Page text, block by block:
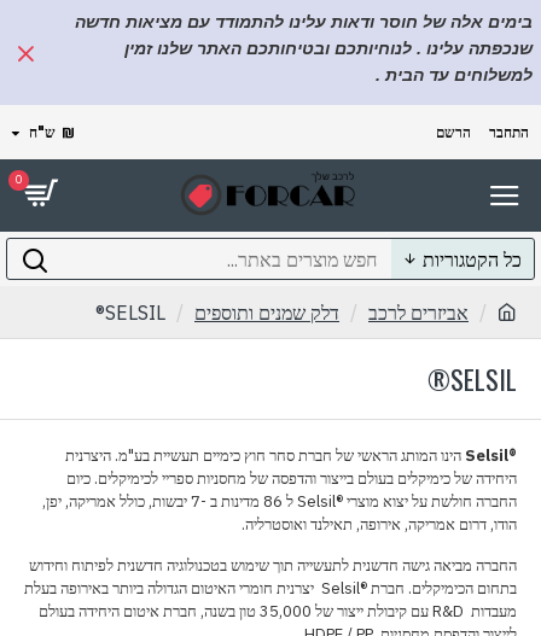
בימים אלה של חוסר ודאות עלינו להתמודד עם מציאות חדשה
שנכפתה עלינו . לנוחיותכם ובטיחותכם האתר שלנו זמין
למשלוחים עד הבית .
התחבר הרשם ₪ ש"ח
0
כל הקטגוריות
אביזרים לרכב דלק שמנים ותוספים SELSIL®
SELSIL®
Selsil® הינו המותג הראשי של חברת סחר חוץ כימיים תעשיית בע"מ. היצרנית
היחידה של כימיקלים בעולם בייצור והדפסה של מחסניות ספריי לכימיקלים. כיום
החברה חולשת על יצוא מוצריSelsil®
ל 86 מדינות ב -7 יבשות, כולל אמריקה, יפן,
הודו, דרום אמריקה, אירופה, תאילנד ואוסטרליה.
החברה מביאה גישה חדשנית לתעשייה תוך שימוש בטכנולוגיה חדשנית לפיתוח וחידוש
בתחום הכימיקלים. חברתSelsil® יצרנית חומרי האיטום הגדולה ביותר באירופה בעלת
מעבדות R&D
עם קיבולת ייצור של 35,000 טון בשנה, חברת איטום היחידה בעולם